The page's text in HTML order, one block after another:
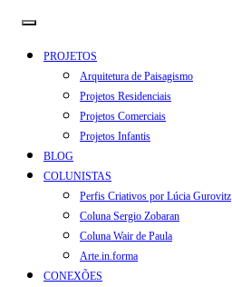
PROJETOS
Arquitetura de Paisagismo
Projetos Residenciais
Projetos Comerciais
Projetos Infantis
BLOG
COLUNISTAS
Perfis Criativos por Lúcia Gurovitz
Coluna Sergio Zobaran
Coluna Wair de Paula
Arte.in.forma
CONEXÕES